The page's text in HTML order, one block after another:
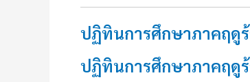
ปฏิทินการศึกษาภาคฤดู
ปฏิทินการศึกษาภาคฤ